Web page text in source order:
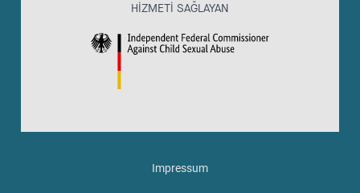
HIZMETI SAĞLAYAN
Impressum